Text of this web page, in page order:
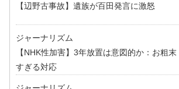
【辺野古事故】遺族が百田発言に激怒
ジャーナリズム
【NHK性加害】3年放置は意図的か：お粗末
すぎる対応